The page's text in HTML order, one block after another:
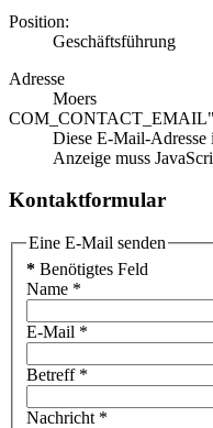
Position:
Geschäftsführung
Adresse
Moers
Diese E-Mail-Adresse
Anzeige muss
Kontaktformular
Eine E-Mail senden
* Benötigtes Feld
Name *
E-Mail *
Betreff*
Nachricht *